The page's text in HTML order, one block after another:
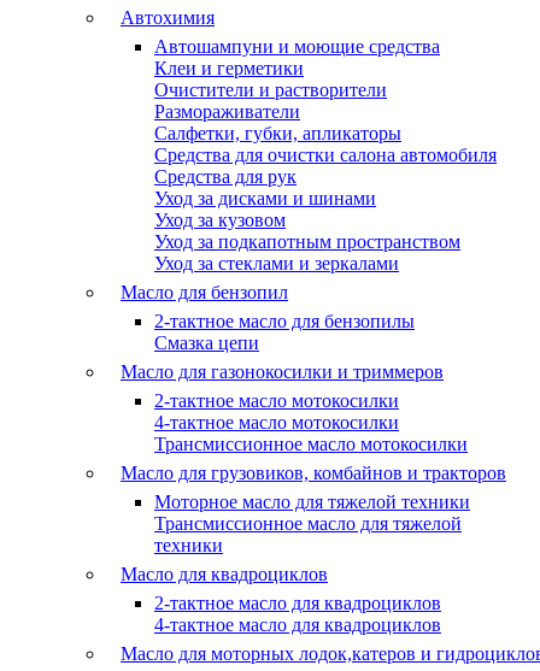
Автохимия
Автошампуни и моющие средства
Клеи и герметики
Очистители и растворители
Размораживатели
Салфетки, губки, апликаторы
Средства для очистки салона автомобиля
Средства для рук
Уход за дисками и шинами
Уход за кузовом
Уход за подкапотным пространством
Уход за стеклами и зеркалами
Масло для бензопил
2-тактное масло для бензопилы
Cмазка цепи
Масло для газонокосилки и триммеров
2-тактное масло мотокосилки
4-тактное масло мотокосилки
Трансмиссионное масло мотокосилки
Масло для грузовиков, комбайнов и тракторов
Моторное масло для тяжелой техники
Трансмиссионное масло для тяжелой
техники
Масло для квадроциклов
2-тактное масло для квадроциклов
4-тактное масло для квадроциклов
Масло для моторных лодок,катеров и